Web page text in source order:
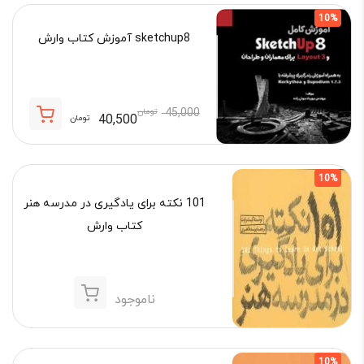
10%
sketchup8 آموزش کتاب وارش
45,000 تومان40,500 تومان
10%
101 نکته برای یادگیری در مدرسه هنر
کتاب وارش
ناموجود